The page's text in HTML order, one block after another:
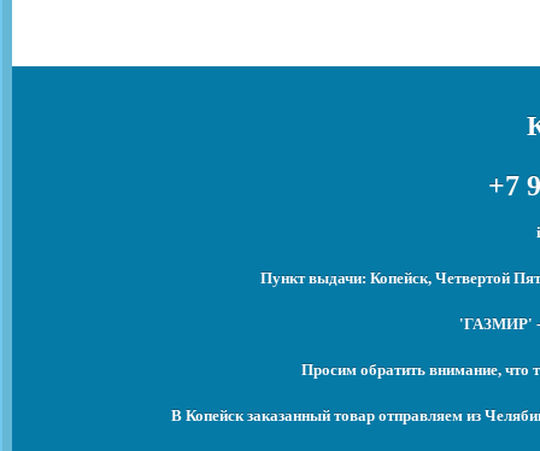
+7
Пункт выдачи: Копейск, Четвертой
'ГАЗМИР' -
Просим обратить внимание, что
В Копейск заказанный товар отправляем из